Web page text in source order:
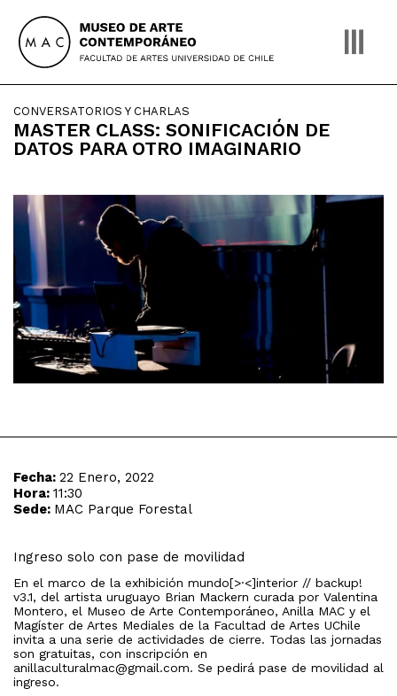
content
CONVERSATORIOS Y CHARLAS
MASTER CLASS: SONIFICACIÓN DE
DATOS PARA OTRO IMAGINARIO
Fecha: 22 Enero, 2022
Hora: 11:30
Sede: MAC Parque Forestal
Ingreso solo con pase de movilidad
En el marco de la exhibición mundo[>·<]interior // backup!
v3.1, del artista uruguayo Brian Mackern curada por Valentina
Montero, el Museo de Arte Contemporáneo, Anilla MAC y el
Magíster de Artes Mediales de la Facultad de Artes UChile
invita a una serie de actividades de cierre. Todas las jornadas
son gratuitas, con inscripción en
anillaculturalmac@gmail.com. Se pedirá pase de movilidad al
ingreso.